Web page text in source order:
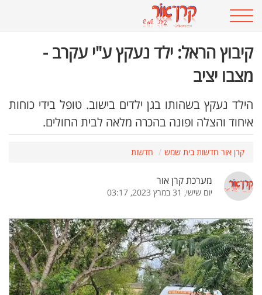
קיבוץ הראל: ילד נעקץ ע"י עקרב -
מצבו יציב
הילד נעקץ בשהותו בגן ילדים בישוב. טופל בידי כוחות
איחוד והצלה ופונה בהכרה מלאה לבית החולים.
קרן אור חדשות בית שמש חדשות
מערכת קרן אור
יום שישי, 31 במרץ 2023, 03:17